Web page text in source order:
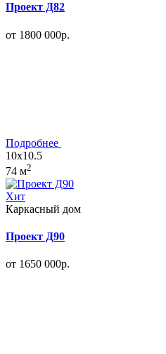
Проект Д82
от 1800 000р.
Подробнее
10x10.5
74 м2
Хит
Каркасный дом
Проект Д90
от 1650 000р.